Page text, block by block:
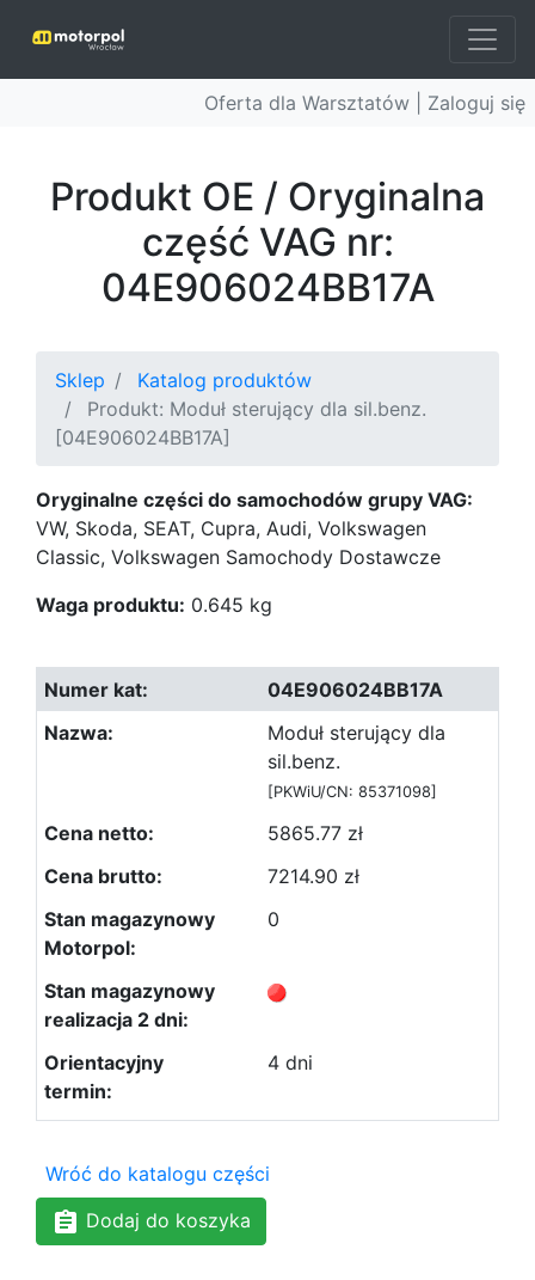
Oferta dla Warsztatów | Zaloguj się
Produkt OE / Oryginalna
część VAG nr:
04E906024BB17A
Sklep
Katalog produktów
Produkt: Moduł sterujący dla sil.benz.
[04E906024BB17A]
Oryginalne części do samochodów grupy VAG:
VW, Skoda, SEAT, Cupra, Audi, Volkswagen
Classic, Volkswagen Samochody Dostawcze
Waga produktu: 0.645 kg
04E906024BB17A
Moduł sterujący dla
sil.benz.
[PKWiU/CN: 85371098]
5865.77 zł
7214.90 zł
0
4 dni
Wróć do katalogu części
Dodaj do koszyka